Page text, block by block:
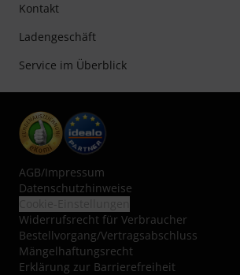
Kontakt
Ladengeschäft
Service im Überblick
AGB/Impressum
Datenschutzhinweise
Widerrufsrecht für Verbraucher
Bestellvorgang/Vertragsabschluss
Mängelhaftungsrecht
Erklärung zur Barrierefreiheit